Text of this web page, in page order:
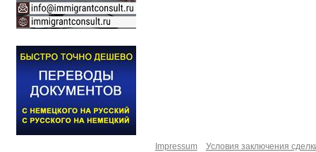
Impressum Условия заключения